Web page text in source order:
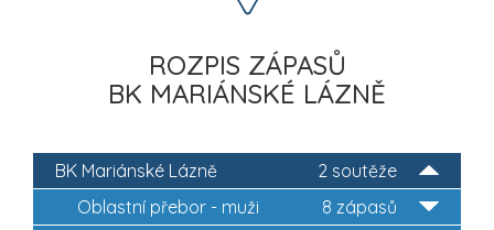
ROZPIS ZÁPASŮ
BK MARIÁNSKÉ LÁZNĚ
2 soutěže
BK Mariánské Lázně
8 zápasů
Oblastní přebor - muži